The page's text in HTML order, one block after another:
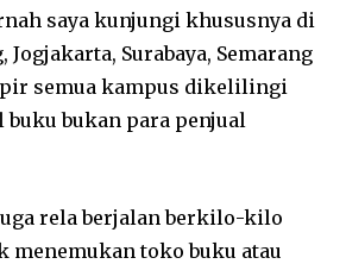
saya kunjungi khususnya di
Surabaya, Semarang
semua kampus dikelilingi
buku bukan para penjual
rela berjalan berkilo-kilo
menemukan toko buku atau